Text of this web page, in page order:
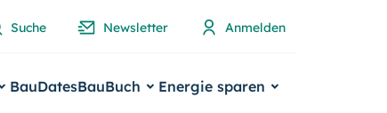
Suche Newsletter Anmelden
BauDatesBauBuch Energie sparen